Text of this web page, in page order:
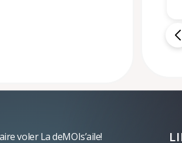
voler La deMOIs’aile!